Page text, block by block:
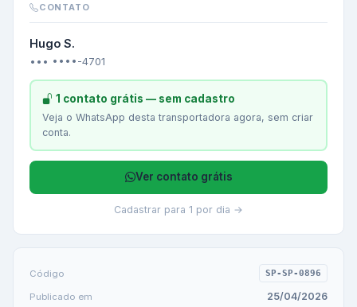
CONTATO
Hugo S.
••• ••••-4701
1 contato grátis — sem cadastro
Veja o WhatsApp desta transportadora agora, sem criar
conta.
Ver contato grátis
Cadastrar para 1 por dia →
Código SP-SP-0896
Publicado em 25/04/2026